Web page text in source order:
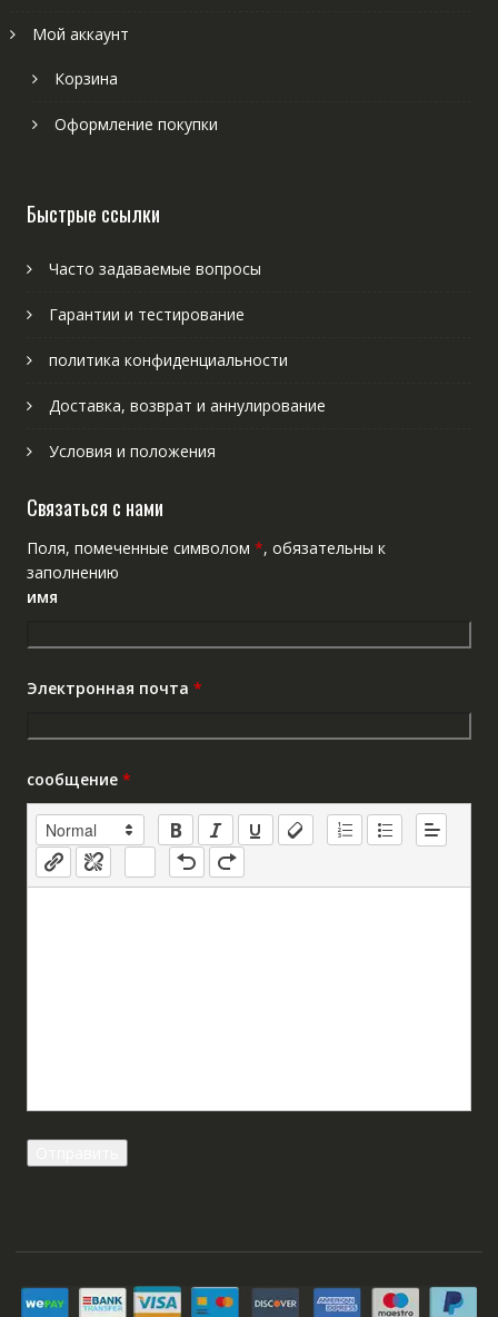
Мой аккаунт
Корзина
Оформление покупки
Быстрые ссылки
Часто задаваемые вопросы
Гарантии и тестирование
политика конфиденциальности
Доставка, возврат и аннулирование
Условия и положения
Связаться с нами
Поля, помеченные символом *, обязательны к
заполнению
имя
Электронная почта *
сообщение *